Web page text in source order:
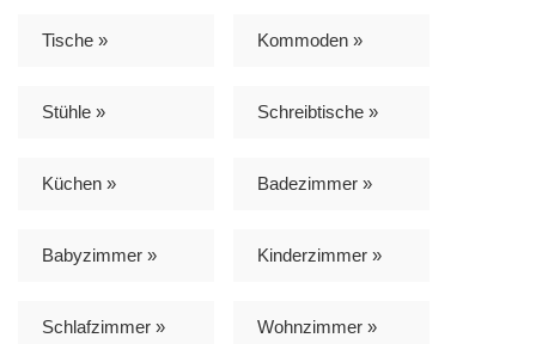
Tische » Kommoden »
Stühle » Schreibtische »
Küchen » Badezimmer »
Babyzimmer » Kinderzimmer »
Schlafzimmer » Wohnzimmer »